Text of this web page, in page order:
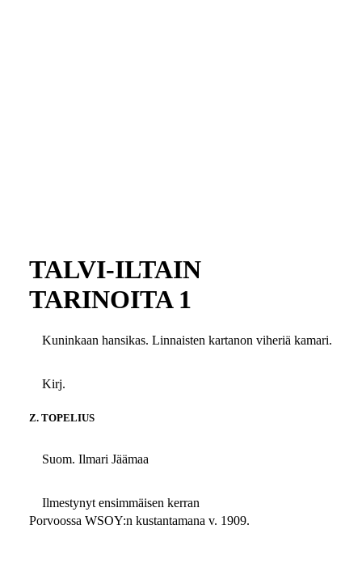
TALVI-ILTAIN
TARINOITA 1
Kuninkaan hansikas. Linnaisten kartanon viheriä kamari.
Kirj.
Z. TOPELIUS
Suom. Ilmari Jäämaa
Ilmestynyt ensimmäisen kerran
Porvoossa WSOY:n kustantamana v. 1909.